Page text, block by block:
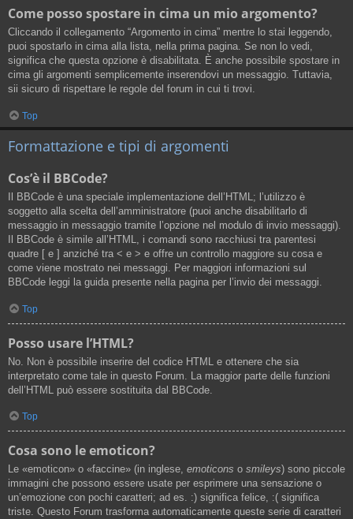
Come posso spostare in cima un mio argomento?
Cliccando il collegamento “Argomento in cima” mentre lo stai leggendo,
puoi spostarlo in cima alla lista, nella prima pagina. Se non lo vedi,
significa che questa opzione è disabilitata. È anche possibile spostare in
cima gli argomenti semplicemente inserendovi un messaggio. Tuttavia,
sii sicuro di rispettare le regole del forum in cui ti trovi.
Top
Formattazione e tipi di argomenti
Cos’è il BBCode?
Il BBCode è una speciale implementazione dell’HTML; l’utilizzo è
soggetto alla scelta dell’amministratore (puoi anche disabilitarlo di
messaggio in messaggio tramite l’opzione nel modulo di invio messaggi).
Il BBCode è simile all’HTML, i comandi sono racchiusi tra parentesi
quadre [ e ] anziché tra < e > e offre un controllo maggiore su cosa e
come viene mostrato nei messaggi. Per maggiori informazioni sul
BBCode leggi la guida presente nella pagina per l’invio dei messaggi.
Top
Posso usare l’HTML?
No. Non è possibile inserire del codice HTML e ottenere che sia
interpretato come tale in questo Forum. La maggior parte delle funzioni
dell’HTML può essere sostituita dal BBCode.
Top
Cosa sono le emoticon?
Le «emoticon» o «faccine» (in inglese, emoticons o smileys) sono piccole
immagini che possono essere usate per esprimere una sensazione o
un’emozione con pochi caratteri; ad es. :) significa felice, :( significa
triste. Questo Forum trasforma automaticamente queste serie di caratteri